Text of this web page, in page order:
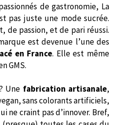
de gastronomie, La
pas juste une mode sucrée.
de passion, et de pari réussi.
est devenue l’une des
en France. Elle est même
GMS.
Une fabrication artisanale,
sans colorants artificiels,
ne craint pas d’innover. Bref,